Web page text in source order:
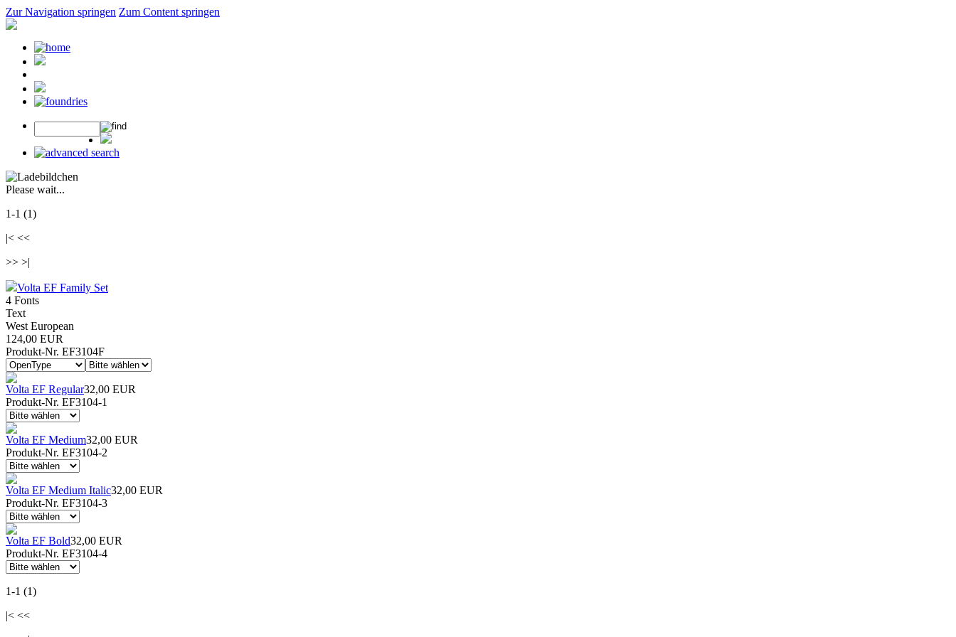
Zur Navigation springen Zum Content springen
Please wait...
1-1 (1)
|< <<
>> >|
Volta EF Family Set
4 Fonts
Text
West European
124,00 EUR
Produkt-Nr. EF3104F
Volta EF Regular32,00 EUR
Produkt-Nr. EF3104-1
Volta EF Medium32,00 EUR
Produkt-Nr. EF3104-2
Volta EF Medium Italic32,00 EUR
Produkt-Nr. EF3104-3
Volta EF Bold32,00 EUR
Produkt-Nr. EF3104-4
1-1 (1)
|< <<